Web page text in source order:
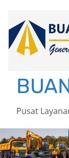
content
Pusat